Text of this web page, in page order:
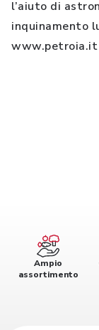
l’aiuto di
inquinamento
www.petroia.it
Ampio
assortimento